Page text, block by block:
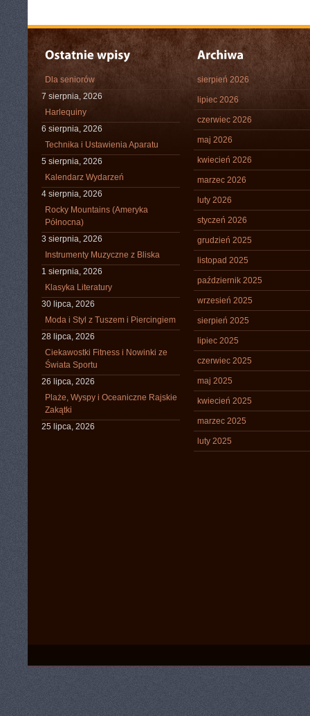
Dla seniorów
7 sierpnia, 2026
Harlequiny
6 sierpnia, 2026
Technika i Ustawienia Aparatu
5 sierpnia, 2026
Kalendarz Wydarzeń
4 sierpnia, 2026
Rocky Mountains (Ameryka
Północna)
3 sierpnia, 2026
Instrumenty Muzyczne z Bliska
1 sierpnia, 2026
Klasyka Literatury
30 lipca, 2026
Moda i Styl z Tuszem i Piercingiem
28 lipca, 2026
Ciekawostki Fitness i Nowinki ze
Świata Sportu
26 lipca, 2026
Plaże, Wyspy i Oceaniczne Rajskie
Zakątki
25 lipca, 2026
sierpień 2026
lipiec 2026
czerwiec 2026
maj 2026
kwiecień 2026
marzec 2026
luty 2026
styczeń 2026
grudzień 2025
listopad 2025
październik 2025
wrzesień 2025
sierpień 2025
lipiec 2025
czerwiec 2025
maj 2025
kwiecień 2025
marzec 2025
luty 2025